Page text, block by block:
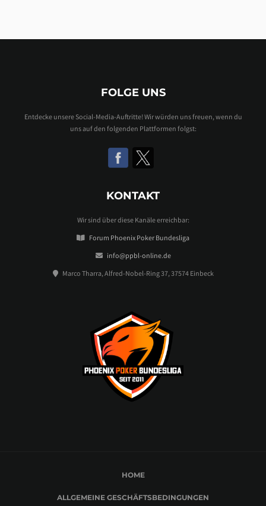
FOLGE UNS
Entdecke unsere Social-Media-Auftritte! Wir würden uns freuen, wenn du
uns auf den folgenden Plattformen folgst:
KONTAKT
Wir sind über diese Kanäle erreichbar:
Forum Phoenix Poker Bundesliga
info@ppbl-online.de
Marco Tharra, Alfred-Nobel-Ring 37, 37574 Einbeck
HOME
ALLGEMEINE GESCHÄFTSBEDINGUNGEN